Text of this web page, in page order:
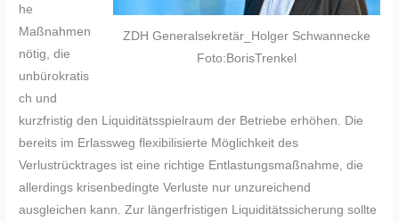
ZDH Generalsekretär_Holger Schwannecke
Foto:BorisTrenkel
he
Maßnahmen
nötig, die
unbürokratis
ch und
kurzfristig den Liquiditätsspielraum der Betriebe erhöhen. Die
bereits im Erlassweg flexibilisierte Möglichkeit des
Verlustrücktrages ist eine richtige Entlastungsmaßnahme, die
allerdings krisenbedingte Verluste nur unzureichend
ausgleichen kann. Zur längerfristigen Liquiditätssicherung sollte